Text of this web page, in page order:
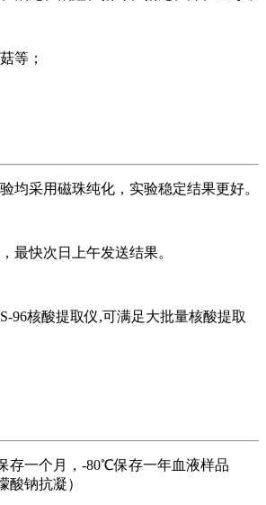
等；
验均采用磁珠纯化，实验稳定结果更好。
最快次日上午发送结果。
96核酸提取仪,可满足大批量核酸提取
存一个月，-80℃保存一年血液样品
酸钠抗凝）